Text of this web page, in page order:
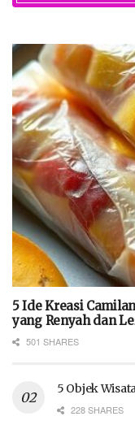
5 Ide Kreasi
yang Renyah dan
501 SHARES
5 Objek
228 SHARES